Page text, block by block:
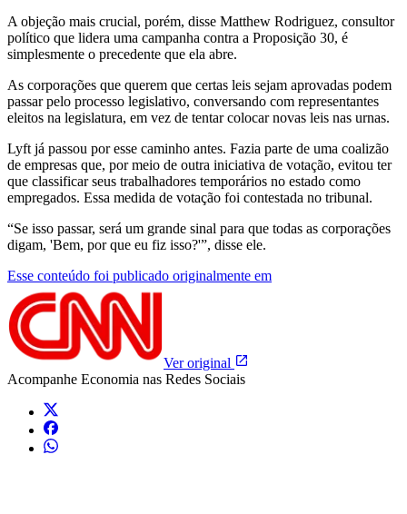
A objeção mais crucial, porém, disse Matthew Rodriguez, consultor
político que lidera uma campanha contra a Proposição 30, é
simplesmente o precedente que ela abre.
As corporações que querem que certas leis sejam aprovadas podem
passar pelo processo legislativo, conversando com representantes
eleitos na legislatura, em vez de tentar colocar novas leis nas urnas.
Lyft já passou por esse caminho antes. Fazia parte de uma coalizão
de empresas que, por meio de outra iniciativa de votação, evitou ter
que classificar seus trabalhadores temporários no estado como
empregados. Essa medida de votação foi contestada no tribunal.
“Se isso passar, será um grande sinal para que todas as corporações
digam, 'Bem, por que eu fiz isso?'”, disse ele.
Esse conteúdo foi publicado originalmente em
Ver original
Acompanhe Economia nas Redes Sociais